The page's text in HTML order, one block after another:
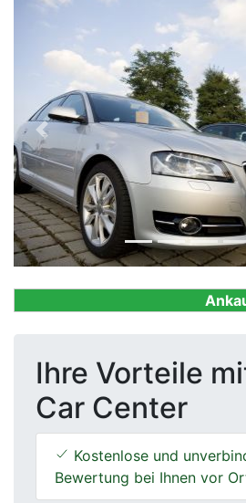
Previous
Ankauf
Ihre Vorteile
Car Center
Kostenlose und
Bewertung bei Ihnen vor